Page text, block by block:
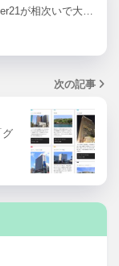
が相次いで大…
次の記事
グ